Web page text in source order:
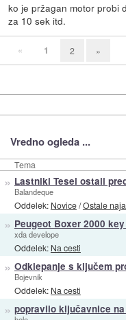
ko je pržagan motor probi
za 10 sek itd.
« 1 2 »
Vredno ogleda ...
Tema
» Lastniki Tesel ostali
Balandeque
Oddelek: Novice/Ostale
» Peugeot Boxer 2000
xda develope
Oddelek: Na cesti
» Odklepanje s ključem
Bojevnik
Oddelek: Na cesti
» popravilo ključavnice